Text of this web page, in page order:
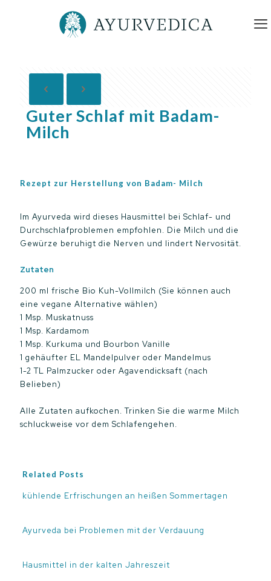
Guter Schlaf mit Badam-
Milch
Rezept zur Herstellung von Badam- Milch
Im Ayurveda wird dieses Hausmittel bei Schlaf- und
Durchschlafproblemen empfohlen. Die Milch und die
Gewürze beruhigt die Nerven und lindert Nervosität.
Zutaten
200 ml frische Bio Kuh-Vollmilch (Sie können auch
eine vegane Alternative wählen)
1 Msp. Muskatnuss
1 Msp. Kardamom
1 Msp. Kurkuma und Bourbon Vanille
1 gehäufter EL Mandelpulver oder Mandelmus
1-2 TL Palmzucker oder Agavendicksaft (nach
Belieben)
Alle Zutaten aufkochen. Trinken Sie die warme Milch
schluckweise vor dem Schlafengehen.
Related Posts
kühlende Erfrischungen an heißen Sommertagen
Ayurveda bei Problemen mit der Verdauung
Hausmittel in der kalten Jahreszeit